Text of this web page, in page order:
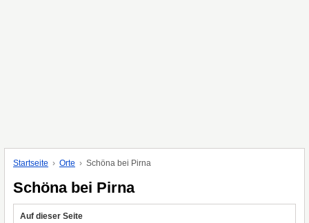
Startseite Orte Schöna bei Pirna
Schöna bei Pirna
Auf dieser Seite